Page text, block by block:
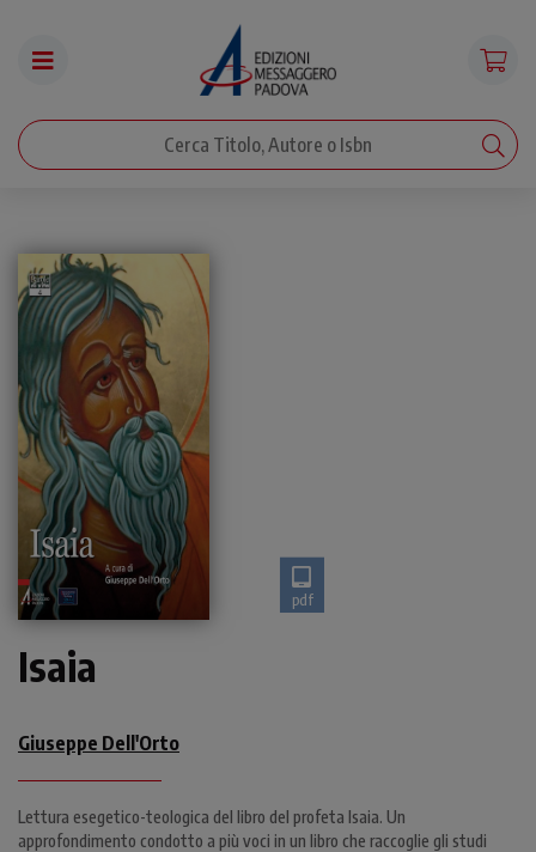
pdf
Isaia
Giuseppe Dell'Orto
Lettura esegetico-teologica del libro del profeta Isaia. Un
approfondimento condotto a più voci in un libro che raccoglie gli studi